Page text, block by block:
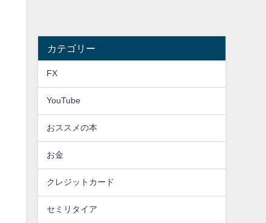
カテゴリー
FX
YouTube
おススメの本
お金
クレジットカード
セミリタイア